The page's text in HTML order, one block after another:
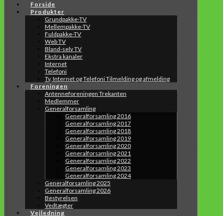
Forside
Produkter
Grundpakke-TV
Mellempakke-TV
Fuldpakke-TV
Web TV
Bland-selv TV
Ekstra kanaler
Internet
Telefoni
Tv, Internet og Telefoni Tilmelding og afmelding
Foreningen
Antenneforeningen Trekanten
Medlemmer
Generalforsamling
Generalforsamling 2016
Generalforsamling 2017
Generalforsamling 2018
Generalforsamling 2019
Generalforsamling 2020
Generalforsamling 2021
Generalforsamling 2022
Generalforsamling 2023
Generalforsamling 2024
Generalforsamling 2025
Generalforsamling 2026
Bestyrelsen
Vedtægter
Vejledning